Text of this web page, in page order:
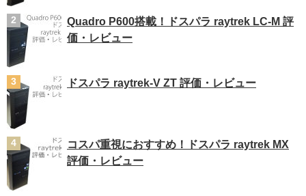
Quadro P600搭載！ドスパラ raytrek LC-M 評
価・レビュー
ドスパラ raytrek-V ZT 評価・レビュー
コスパ重視におすすめ！ドスパラ raytrek MX
評価・レビュー